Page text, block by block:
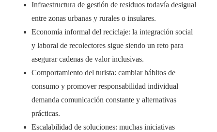
Infraestructura de gestión de residuos todavía desigual
entre zonas urbanas y rurales o insulares.
Economía informal del reciclaje: la integración social
y laboral de recolectores sigue siendo un reto para
asegurar cadenas de valor inclusivas.
Comportamiento del turista: cambiar hábitos de
consumo y promover responsabilidad individual
demanda comunicación constante y alternativas
prácticas.
Escalabilidad de soluciones: muchas iniciativas